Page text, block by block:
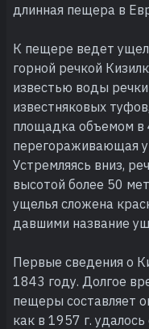
длинная пещера в
К пещере ведет
горной речкой
известью воды
известняковых
площадка объемом в
перегораживающая
Устремляясь вниз,
высотой более 50
ущелья сложена
давшими название
Первые сведения о
1843 году. Долгое
пещеры составляет
как в 1957 г.